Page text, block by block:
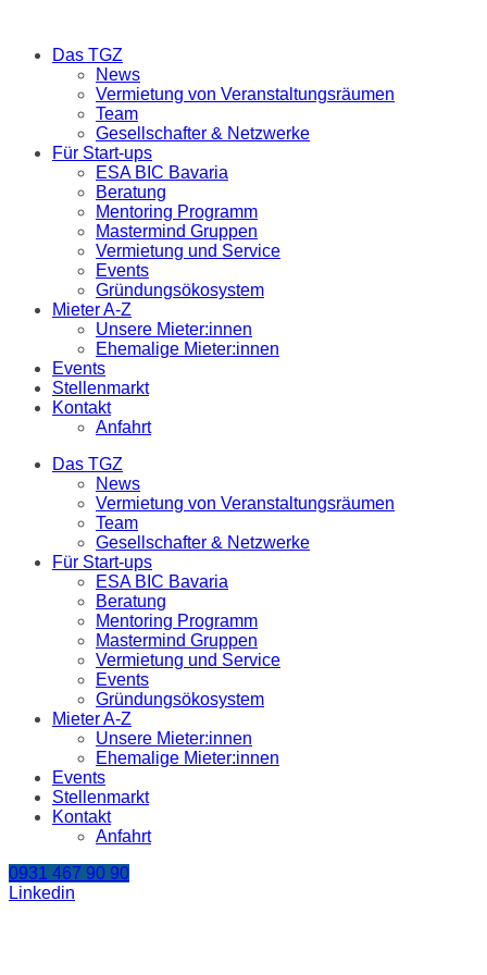
Das TGZ
News
Vermietung von Veranstaltungsräumen
Team
Gesellschafter & Netzwerke
Für Start-ups
ESA BIC Bavaria
Beratung
Mentoring Programm
Mastermind Gruppen
Vermietung und Service
Events
Gründungsökosystem
Mieter A-Z
Unsere Mieter:innen
Ehemalige Mieter:innen
Events
Stellenmarkt
Kontakt
Anfahrt
Das TGZ
News
Vermietung von Veranstaltungsräumen
Team
Gesellschafter & Netzwerke
Für Start-ups
ESA BIC Bavaria
Beratung
Mentoring Programm
Mastermind Gruppen
Vermietung und Service
Events
Gründungsökosystem
Mieter A-Z
Unsere Mieter:innen
Ehemalige Mieter:innen
Events
Stellenmarkt
Kontakt
Anfahrt
0931 467 90 90
Linkedin